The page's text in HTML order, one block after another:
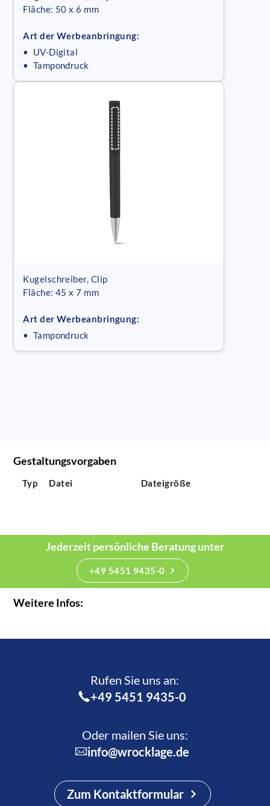
Fläche: 50 x 6 mm
Art der Werbeanbringung:
• UV-Digital
• Tampondruck
Kugelschreiber, Clip
Fläche: 45 x 7 mm
Art der Werbeanbringung:
• Tampondruck
Gestaltungsvorgaben
Typ Datei Dateigröße
Jederzeit persönliche Beratung unter
+49 5451 9435-0
Weitere Infos:
Rufen Sie uns an:­
+49 5451 9435-0
Oder mailen Sie uns:
info@wrocklage.de
Zum Kontaktformular